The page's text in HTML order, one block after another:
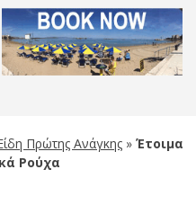
Πρώτης Ανάγκης » Έτοιμα
Ρούχα